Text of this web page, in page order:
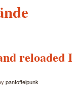
reloaded
pantoffelpunk